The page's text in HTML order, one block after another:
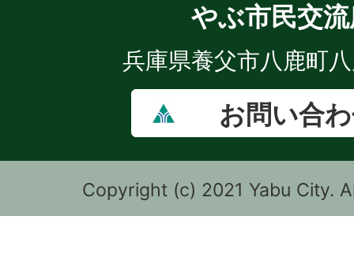
やぶ市民交
兵庫県養父市八鹿町
お問い合
Copyright (c) 2021 Yabu City.